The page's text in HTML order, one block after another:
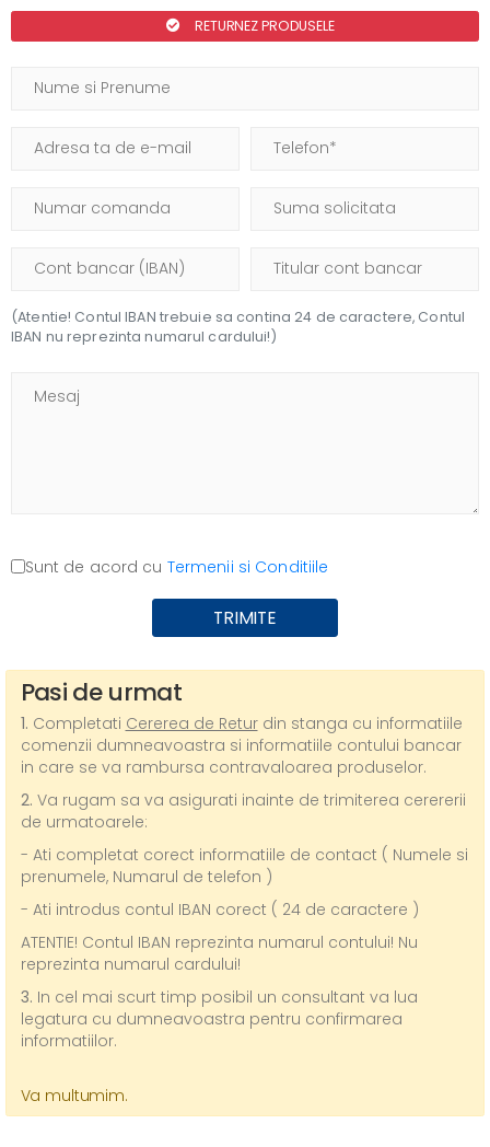
RETURNEZ PRODUSELE
(Atentie! Contul IBAN trebuie sa contina 24 de caractere, Contul
IBAN nu reprezinta numarul cardului!)
Sunt de acord cu Termenii si Conditiile
TRIMITE
Pasi de urmat
1. Completati Cererea de Returdin stanga cu informatiile
comenzii dumneavoastra si informatiile contului bancar
in care se va rambursa contravaloarea produselor.
2. Va rugam sa va asigurati inainte de trimiterea cerererii
de urmatoarele:
- Ati completat corect informatiile de contact ( Numele si
prenumele, Numarul de telefon )
- Ati introdus contul IBAN corect ( 24 de caractere )
ATENTIE! Contul IBAN reprezinta numarul contului! Nu
reprezinta numarul cardului!
3. In cel mai scurt timp posibil un consultant va lua
legatura cu dumneavoastra pentru confirmarea
informatiilor.
Va multumim.